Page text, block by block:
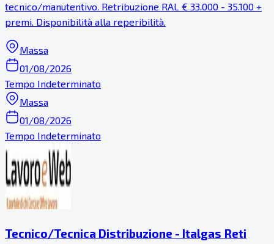
tecnico/manutentivo. Retribuzione RAL € 33.000 - 35.100 +
premi. Disponibilità alla reperibilità.
Massa
01/08/2026
Tempo Indeterminato
Massa
01/08/2026
Tempo Indeterminato
Tecnico/Tecnica Distribuzione - Italgas Reti